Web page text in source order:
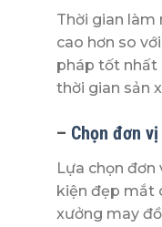
Thời gian làm
cao hơn so
pháp tốt nhất
thời gian sản
– Chọn đơn
Lựa chọn
kiện đẹp mắt
xưởng may